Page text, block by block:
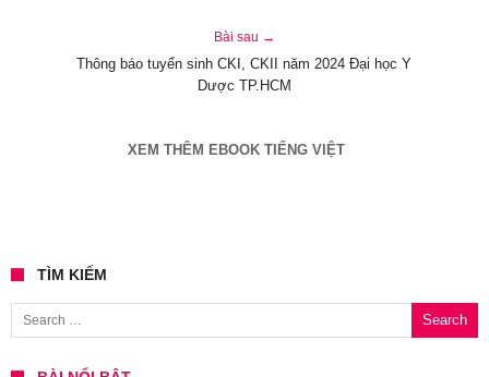
Bài sau →
Thông báo tuyển sinh CKI, CKII năm 2024 Đại học Y
Dược TP.HCM
XEM THÊM EBOOK TIẾNG VIỆT
TÌM KIẾM
Search for: